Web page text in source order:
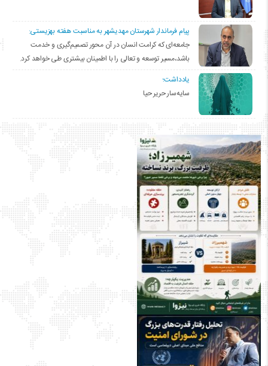
پیام فرماندار شهرستان مهدیشهر به مناسبت هفته بهزیستی:
جامعه‌ای که کرامت انسان در آن محور تصمیم‌گیری و خدمت
باشد،مسیر توسعه و تعالی را با اطمینان بیشتری طی خواهد کرد.
یادداشت؛
سایه‌سار حریر حیا